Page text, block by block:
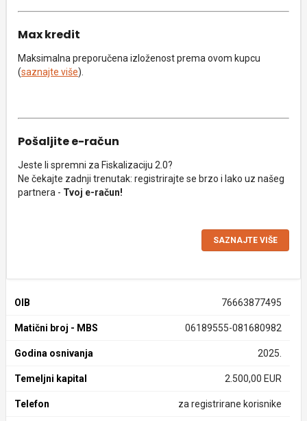
Max kredit
Maksimalna preporučena izloženost prema ovom kupcu
(saznajte više).
Pošaljite e-račun
Jeste li spremni za Fiskalizaciju 2.0?
Ne čekajte zadnji trenutak: registrirajte se brzo i lako uz našeg
partnera - Tvoj e-račun!
SAZNAJTE VIŠE
OIB 76663877495
Matični broj - MBS 06189555-081680982
Godina osnivanja 2025.
Temeljni kapital 2.500,00 EUR
Telefon za registrirane korisnike